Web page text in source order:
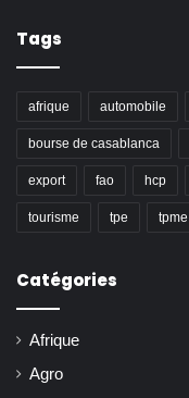
Tags
afrique automobile
bourse de casablanca
export fao hcp
tourisme tpe tpme
Catégories
Afrique
Agro